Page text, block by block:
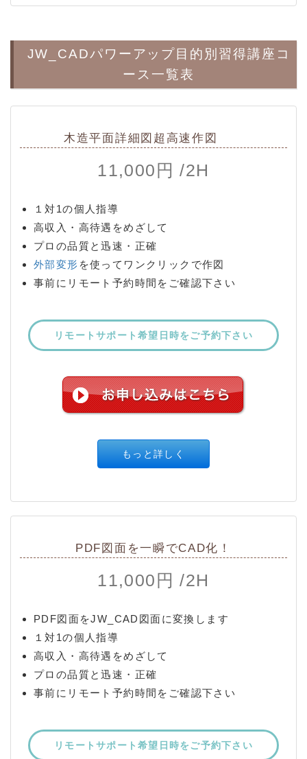
JW_CADパワーアップ目的別習得講座コ
ース一覧表
木造平面詳細図超高速作図
11,000円 /2H
１対1の個人指導
高収入・高待遇をめざして
プロの品質と迅速・正確
外部変形 を使ってワンクリックで作図
事前にリモート予約時間をご確認下さい
リモートサポート希望日時をご予約下さい
もっと詳しく
PDF図面を一瞬でCAD化！
11,000円 /2H
PDF図面をJW_CAD図面に変換します
１対1の個人指導
高収入・高待遇をめざして
プロの品質と迅速・正確
事前にリモート予約時間をご確認下さい
リモートサポート希望日時をご予約下さい